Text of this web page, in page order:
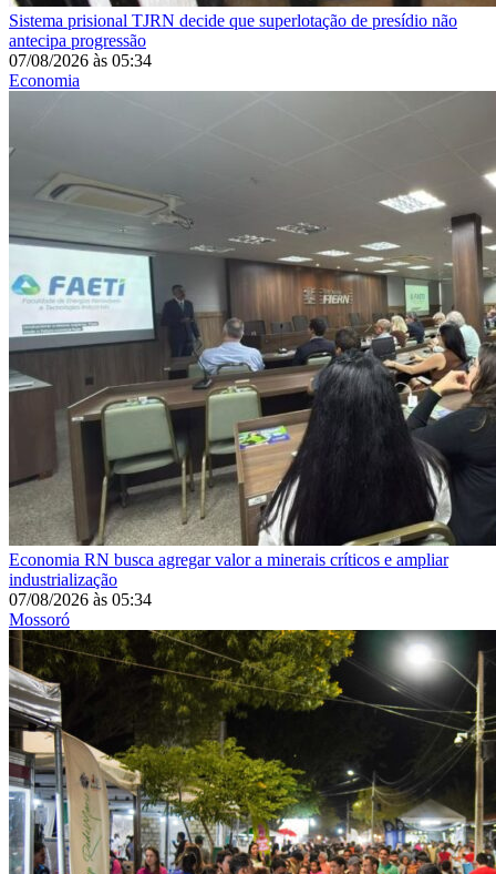
Sistema prisional TJRN decide que superlotação de presídio não
antecipa progressão
07/08/2026 às 05:34
Economia
Economia RN busca agregar valor a minerais críticos e ampliar
industrialização
07/08/2026 às 05:34
Mossoró